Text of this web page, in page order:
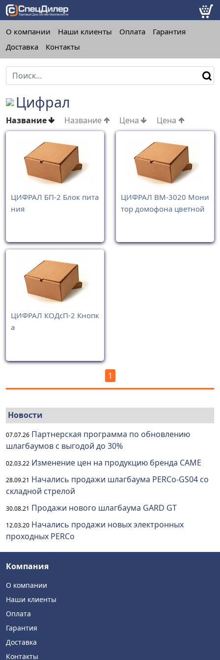
О компании Наши клиенты Оплата
Гарантия
Доставка
Контакты
Цифрал
Название Название Цена Цена
ЦИФРАЛ БП-2 Блок пита
ния
ЦИФРАЛ ВМ-3020 Мони
тор домофона цветной
ЦИФРАЛ КОДсП-2 Кнопк
а
1
Новости
07.07.26 Партнерская программа по обновлению
шлагбаумов с выгодой до 30%
02.03.22 Изменение цен на продукцию бренда CAME
28.09.21 Начались продажи шлагбаума PERCo-GS04 со
складной стрелой
30.08.21 Продажи нового шлагбаума GARD GT
12.03.20 Начались продажи новых электронных
проходных PERCo
Компания
О компании
Наши клиенты
Оплата
Гарантия
Доставка
Контакты